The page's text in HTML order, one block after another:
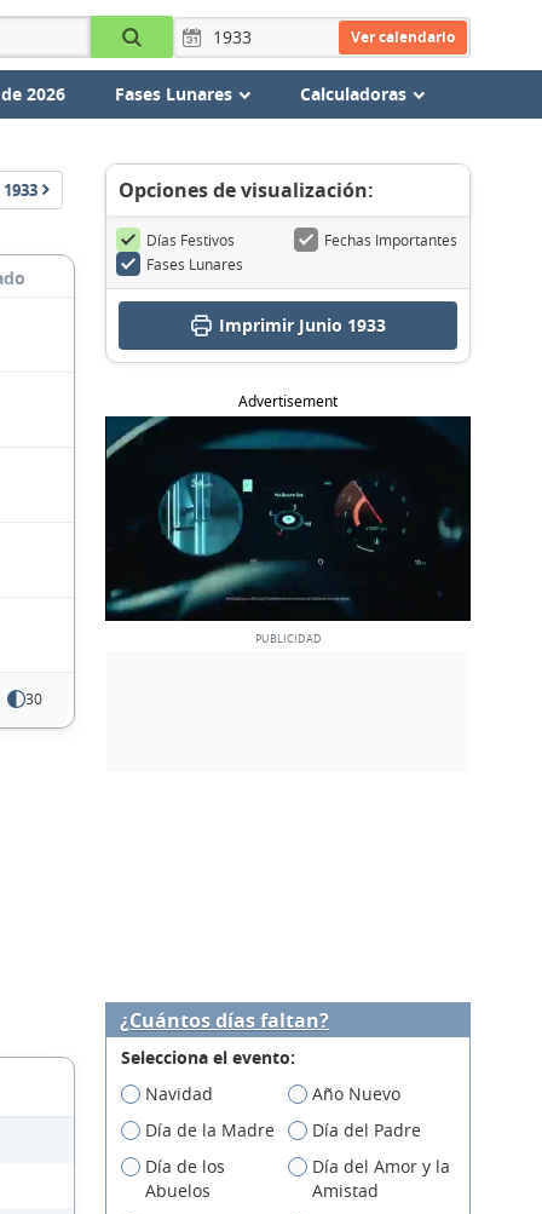
Ver calendario
2026 Fases Lunares Calculadoras
1933
30
Opciones de visualización:
Días Festivos
Fechas Importantes
Fases Lunares
Imprimir Junio 1933
Advertisement
¿Cuántos días faltan?
Selecciona el evento:
Navidad
Año Nuevo
Día de la Madre
Día del Padre
Día de los
Abuelos
Día del Amor y la
Amistad